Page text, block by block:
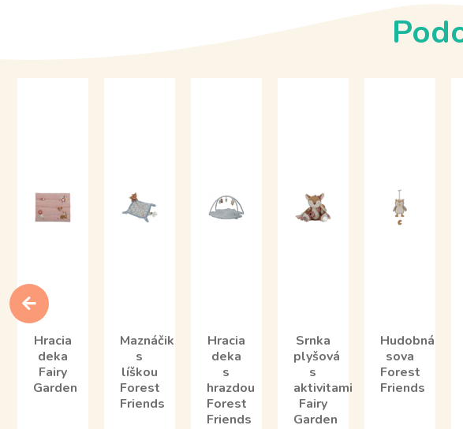
Hracia
deka
Fairy
Garden
Maznáčik
s
líškou
Forest
Friends
Hracia
deka
s
hrazdou
Forest
Friends
Srnka
plyšová
s
aktivitami
Fairy
Garden
Hudobná
sova
Forest
Friends